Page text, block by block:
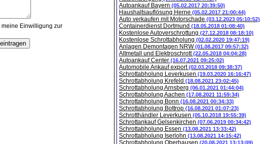
meine Einwilligung zur
Autoankauf Bayern (05.02.2017 20:39:50)
Haushaltsauflösung Herne (05.02.2017 21:00:44)
Auto verkaufen mit Motorschade (03.12.2023 05:10:52)
Containerdienst Dortmund (18.05.2018 01:08:40)
Kostenlose Autoverschrottung (27.12.2018 08:18:10)
Kostenlose Schrottabholung (02.02.2020 19:47:19)
Anlagen Demontagen NRW(01.08.2017 09:57:32)
Altmetall und Elektroschrott(22.05.2018 04:04:28)
Autoankauf Center (16.07.2021 09:25:02)
Automobile Ankauf export(02.03.2018 09:38:37)
Schrottabholung Leverkusen (19.03.2020 16:16:47)
Schrottabholung Krefeld (18.08.2021 23:02:45)
Schrottabholung Arnsberg (06.01.2021 01:44:04)
Schrottabholung Aachen (17.08.2021 11:59:34)
Schrottabholung Bonn (16.08.2021 00:34:33)
Schrottabholung Bottrop (16.08.2021 01:07:23)
Schrotthändler Leverkusen (05.10.2018 19:55:39)
Schrottankauf Gelsenkirchen (07.06.2019 00:34:42)
Schrottabholung Essen (13.08.2021 13:33:42)
Schrottabholung Iserlohn (13.08.2021 14:15:42)
Schrottabholung Oberhausen (20.08.2021 13:13:09)